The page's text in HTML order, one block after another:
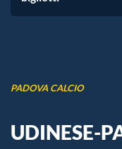
PADOVA CALCIO
UDINESE-